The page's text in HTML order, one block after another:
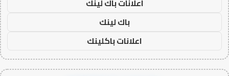
اعلانات باك لينك
باك لينك
اعلانات باكلينك